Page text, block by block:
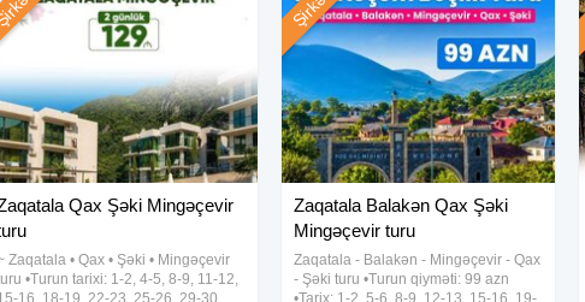
Qax Şəki Mingəçevir
Zaqatala • Qax • Şəki • Mingəçevir
•Turun tarixi: 1-2, 4-5, 8-9, 11-12,
Zaqatala Balakən Qax Şəki
Mingəçevir turu
Zaqatala - Balakən - Mingəçevir - Qax
- Şəki turu •Turun qiyməti: 99 azn